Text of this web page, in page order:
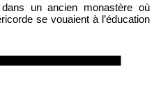
un ancien monastère où
se vouaient à l’éducation